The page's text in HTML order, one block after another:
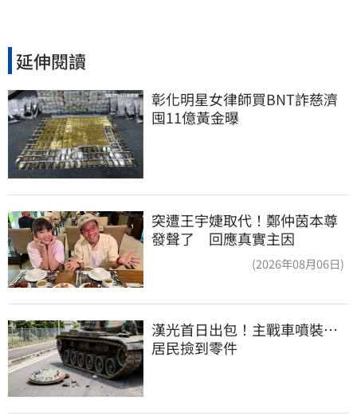
延伸閱讀
彰化明星女律師買BNT詐慈濟
囤11億黃金曝
突遭王宇婕取代！鄭仲茵本尊
發聲了 回應真實主因
(2026年08月06日)
漢光首日出包！主戰車噴裝…
居民撿到零件